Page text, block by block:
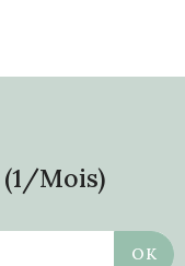
(1/mois)